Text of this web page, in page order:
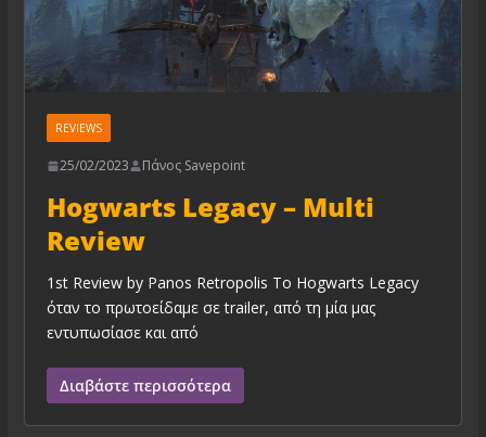
REVIEWS
25/02/2023 Πάνος Savepoint
Hogwarts Legacy – Multi
Review
1st Review by Panos Retropolis To Hogwarts Legacy
όταν το πρωτοείδαμε σε trailer, από τη μία μας
εντυπωσίασε και από
Διαβάστε περισσότερα